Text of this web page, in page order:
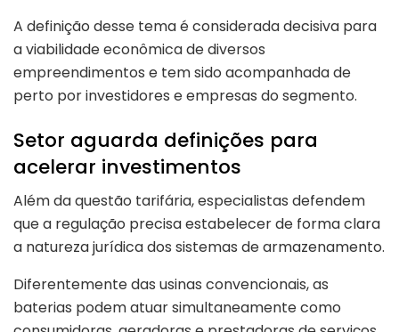
A definição desse tema é considerada decisiva para
a viabilidade econômica de diversos
empreendimentos e tem sido acompanhada de
perto por investidores e empresas do segmento.
Setor aguarda definições para
acelerar investimentos
Além da questão tarifária, especialistas defendem
que a regulação precisa estabelecer de forma clara
a natureza jurídica dos sistemas de armazenamento.
Diferentemente das usinas convencionais, as
baterias podem atuar simultaneamente como